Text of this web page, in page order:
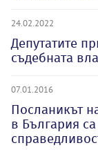
24.02.2022
Депутатите
съдебната
07.01.2016
Посланикът
в България